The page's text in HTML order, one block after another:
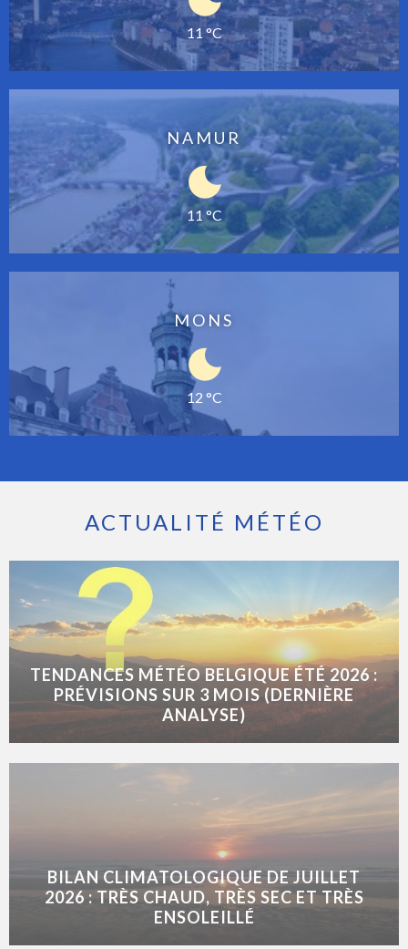
11 °C
NAMUR
11 °C
MONS
12 °C
ACTUALITÉ MÉTÉO
TENDANCES MÉTÉO BELGIQUE ÉTÉ 2026 :
PRÉVISIONS SUR 3 MOIS (DERNIÈRE
ANALYSE)
BILAN CLIMATOLOGIQUE DE JUILLET
2026 : TRÈS CHAUD, TRÈS SEC ET TRÈS
ENSOLEILLÉ